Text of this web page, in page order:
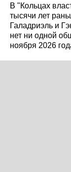
В "Кольцах
тысячи лет
Галадриэль и
нет ни одной
ноября 2026